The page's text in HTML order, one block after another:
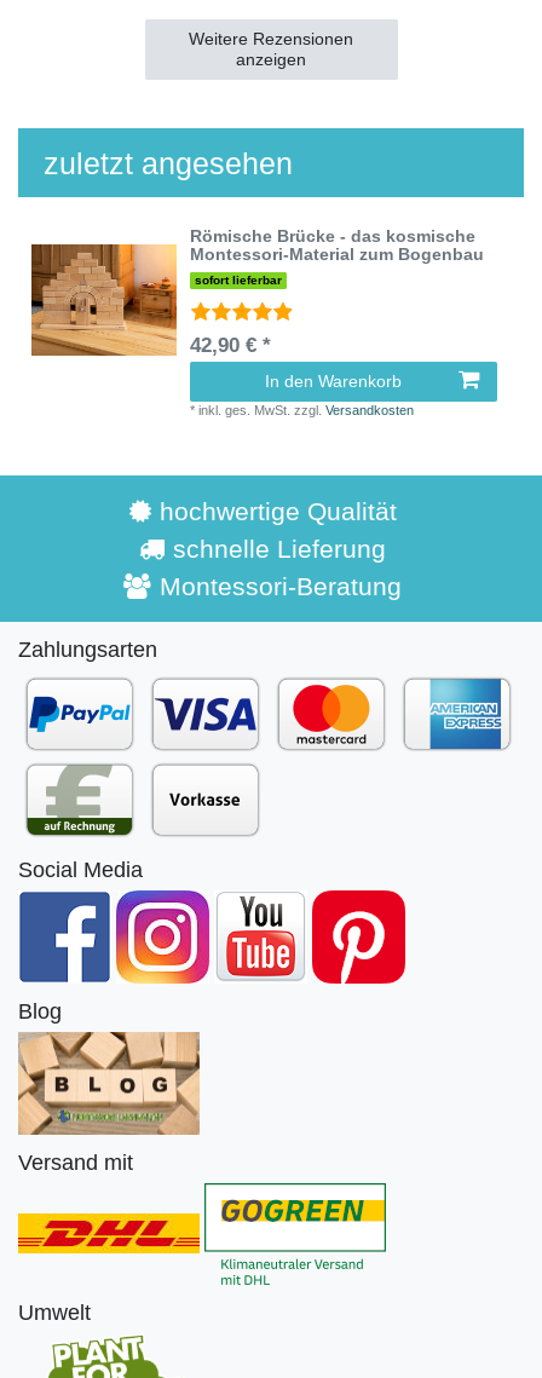
Weitere Rezensionen
anzeigen
zuletzt angesehen
Römische Brücke - das kosmische
Montessori-Material zum Bogenbau
sofort lieferbar
42,90 € *
In den Warenkorb
*inkl. ges. MwSt. zzgl.Versandkosten
hochwertige Qualität
schnelle Lieferung
Montessori-Beratung
Zahlungsarten
Social Media
Blog
Versand mit
Umwelt